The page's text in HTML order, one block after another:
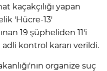
kaçakçılığı yapan
'Hücre-13'
19 şüpheliden 11'i
kontrol kararı verildi.
organize suç